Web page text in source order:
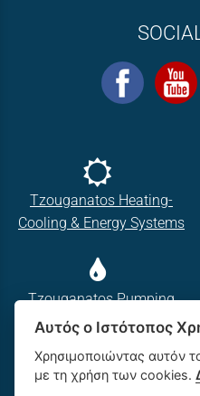
Tzouganatos Heating-
Cooling & Energy Systems
Tzouganatos Pumping
Systems
Αυτός ο Ιστότοπος
Χρησιμοποιώντας αυτόν
με τη χρήση των cookies.